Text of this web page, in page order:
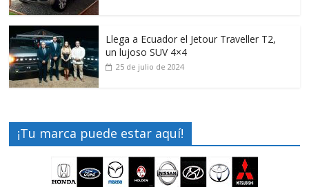
Llega a Ecuador el Jetour Traveller T2,
un lujoso SUV 4×4
25 de julio de 2024
¡Tu marca puede estar aquí!